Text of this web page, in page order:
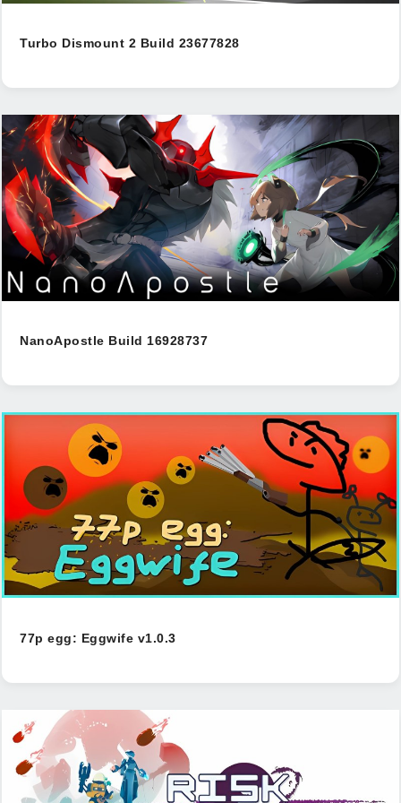
Turbo Dismount 2 Build 23677828
NanoApostle Build 16928737
77p egg: Eggwife v1.0.3